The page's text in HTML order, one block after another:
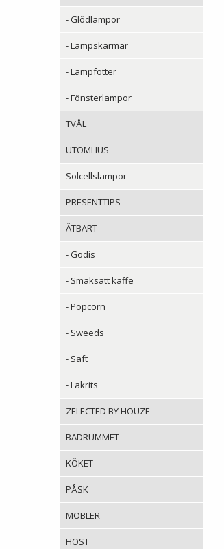
- Glödlampor
- Lampskärmar
- Lampfötter
- Fönsterlampor
TVÅL
UTOMHUS
Solcellslampor
PRESENTTIPS
ÄTBART
- Godis
- Smaksatt kaffe
- Popcorn
- Sweeds
- Saft
- Lakrits
ZELECTED BY HOUZE
BADRUMMET
KÖKET
PÅSK
MÖBLER
HÖST